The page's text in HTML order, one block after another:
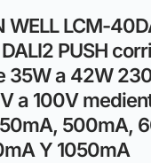
WELL LCM-
DALI2 PUSH
35W a 42W
a 100V
500mA,
Y 1050mA